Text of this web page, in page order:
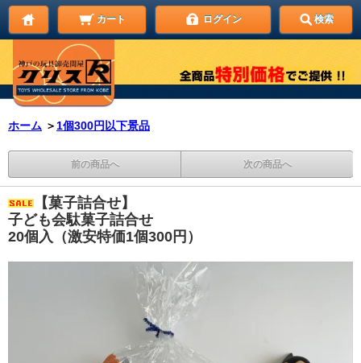
カート ログイン 検索
ホーム ＞ 1個300円以下景品
前の商品へ 次の商品へ
【菓子詰合せ】
子ども会駄菓子詰合せ
20個入（激安特価1個300円）